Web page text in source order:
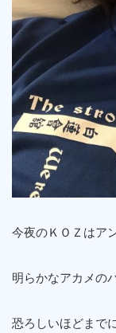
今夜のＫＯＺはア
明らかなアカメの
恐ろしいほどまで